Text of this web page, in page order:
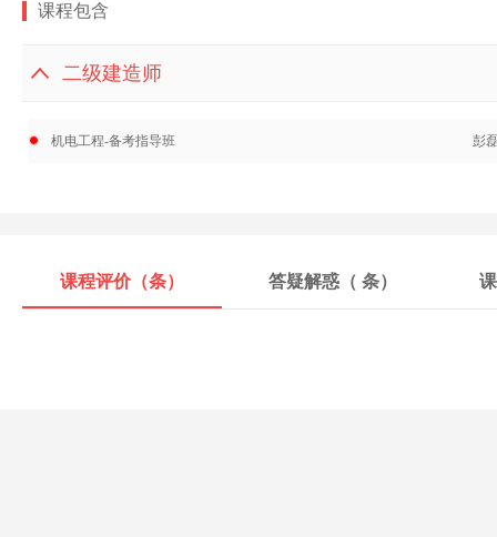
课程包含
二级建造师
机电工程-备考指导班 彭
课程评价（条） 答疑解惑（ 条）